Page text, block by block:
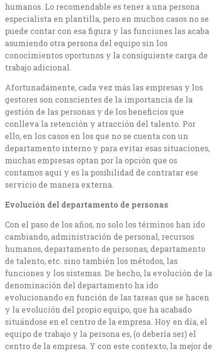
humanos. Lo recomendable es tener a una persona
especialista en plantilla, pero en muchos casos no se
puede contar con esa figura y las funciones las acaba
asumiendo otra persona del equipo sin los
conocimientos oportunos y la consiguiente carga de
trabajo adicional.
Afortunadamente, cada vez más las empresas y los
gestores son conscientes de la importancia de la
gestión de las personas y de los beneficios que
conlleva la retención y atracción del talento. Por
ello, en los casos en los que no se cuenta con un
departamento interno y para evitar esas situaciones,
muchas empresas optan por la opción que os
contamos aquí y es la posibilidad de contratar ese
servicio de manera externa.
Evolución del departamento de personas
Con el paso de los años, no solo los términos han ido
cambiando, administración de personal, recursos
humanos, departamento de personas, departamento
de talento, etc. sino también los métodos, las
funciones y los sistemas. De hecho, la evolución de la
denominación del departamento ha ido
evolucionando en función de las tareas que se hacen
y la evolución del propio equipo, que ha acabado
situándose en el centro de la empresa. Hoy en día, el
equipo de trabajo y la persona es, (o debería ser) el
centro de la empresa. Y con este contexto, la mejor de